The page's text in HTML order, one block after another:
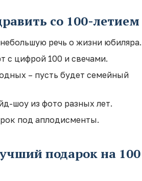
со 100-летием
речь о жизни юбиляра.
с цифрой 100 и свечами.
– пусть будет семейный
шоу из фото разных лет.
под аплодисменты.
подарок на 100